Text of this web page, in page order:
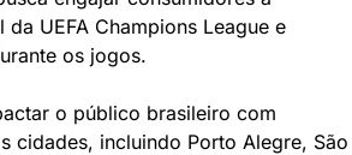
UEFA Champions League e
os jogos.
o público brasileiro com
cidades, incluindo Porto Alegre, São